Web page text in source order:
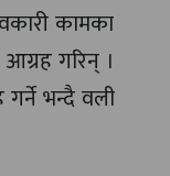
कामका
गरिन् ।
भन्दै वली